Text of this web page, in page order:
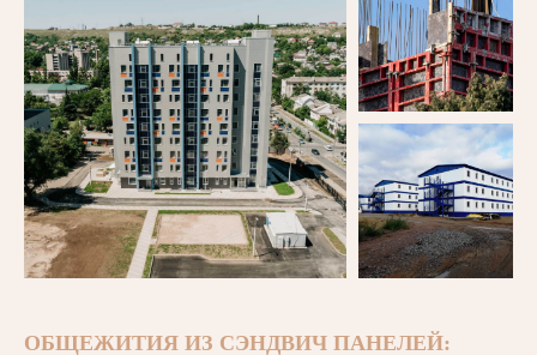
ОБЩЕЖИТИЯ ИЗ СЭНДВИЧ ПАНЕЛЕЙ: